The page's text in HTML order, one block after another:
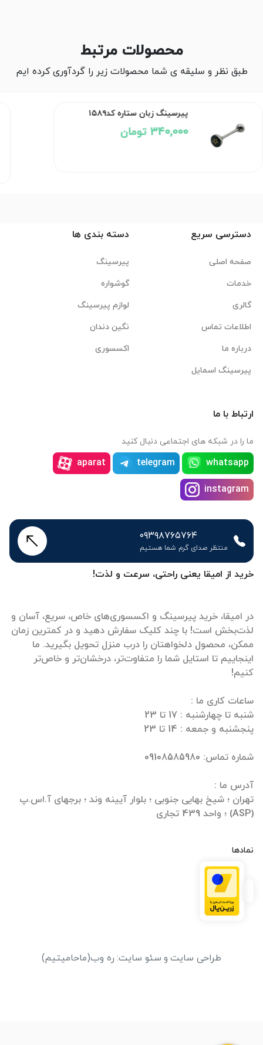
محصولات مرتبط
طبق نظر و سلیقه ی شما محصولات زیر را گردآوری کرده ایم
پیرسینگ زبان ستاره کد۱۵۸۹
340,000 تومان
خرید از امیقا یعنی راحتی، سرعت و لذت!
در امیقا، خرید پیرسینگ و اکسسوری‌های خاص، سریع، آسان و
لذت‌بخش است! با چند کلیک سفارش دهید و در کمترین زمان
ممکن، محصول دلخواهتان را درب منزل تحویل بگیرید. ما
اینجاییم تا استایل شما را متفاوت‌تر، درخشان‌تر و خاص‌تر
تهران ؛ شیخ بهایی جنوبی ؛ بلوار آیینه وند ؛ برجهای آ.اس.پ
(ASP) ؛ واحد 439 تجاری
نمادها
دسترسی سریع
صفحه اصلی
خدمات
گالری
اطلاعات تماس
درباره ما
پیرسینگ اسمایل
دسته بندی ها
پیرسینگ
گوشواره
لوازم پیرسینگ
نگین دندان
اکسسوری
ارتباط با ما
ما را در شبکه های اجتماعی دنبال کنید
whatsapp
telegram
aparat
instagram
۰۹۳۹۸۷۶۵۷۶۴
منتظر صدای گرم شما هستیم
طراحی سایت و سئو سایت: ره وب(ماحامیتیم)